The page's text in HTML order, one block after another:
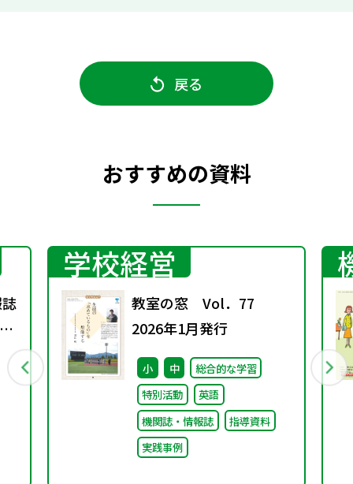
戻る
おすすめの資料
学校経営
教室の窓 Vol．77
2026年1月発行
小 中
総合的な学習
特別活動
英語
機関誌・情報誌
指導資料
実践事例